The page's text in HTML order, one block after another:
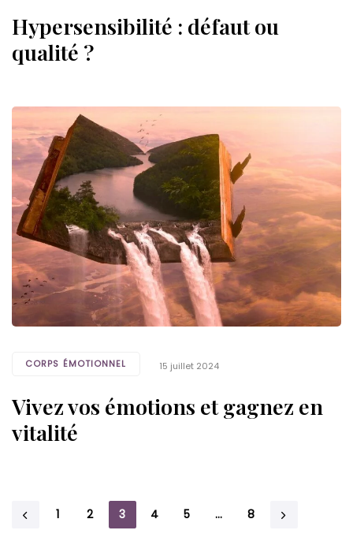
Hypersensibilité : défaut ou
qualité ?
CORPS ÉMOTIONNEL 15 juillet 2024
Vivez vos émotions et gagnez en
vitalité
1 2 3 4 5 … 8